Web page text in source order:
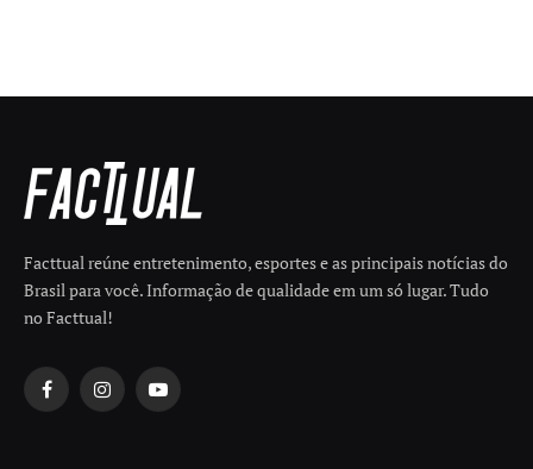
Facttual reúne entretenimento, esportes e as principais notícias do
Brasil para você. Informação de qualidade em um só lugar. Tudo
no Facttual!
FacebookInstagramYouTube